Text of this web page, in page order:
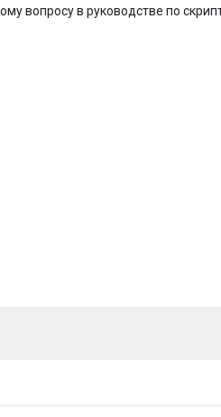
вопросу в руководстве по